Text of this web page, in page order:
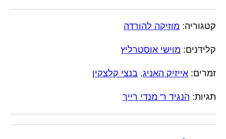
קטגוריה: מוזיקה להורדה
קלידנים: מוישי אוסטרליץ
זמרים: אייזיק האניג, בנצי קלצקין
תגיות: הנגיד ר' מנדי רייך